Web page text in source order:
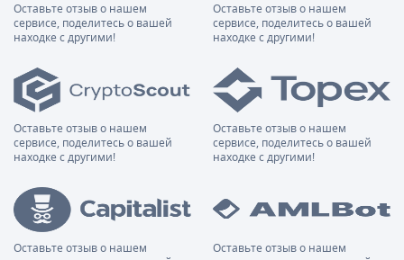
Оставьте отзыв о нашем
сервисе, поделитесь о вашей
находке с другими!
Оставьте отзыв о нашем
сервисе, поделитесь о вашей
находке с другими!
Оставьте отзыв о нашем
сервисе, поделитесь о вашей
находке с другими!
Оставьте отзыв о нашем
сервисе, поделитесь о вашей
находке с другими!
Оставьте отзыв о нашем
Оставьте отзыв о нашем